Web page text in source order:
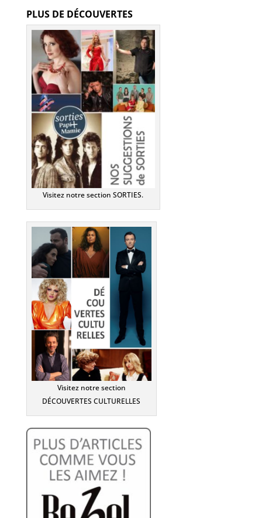
PLUS DE DÉCOUVERTES
Visitez notre section SORTIES.
Visitez notre section
DÉCOUVERTES CULTURELLES